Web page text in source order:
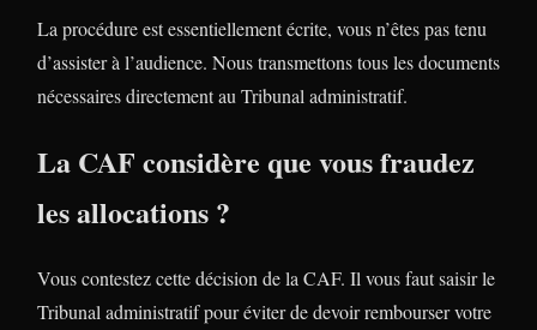
La procédure est essentiellement écrite, vous n’êtes pas tenu
d’assister à l’audience. Nous transmettons tous les documents
nécessaires directement au Tribunal administratif.
La CAF considère que vous fraudez
les allocations ?
Vous contestez cette décision de la CAF. Il vous faut saisir le
Tribunal administratif pour éviter de devoir rembourser votre